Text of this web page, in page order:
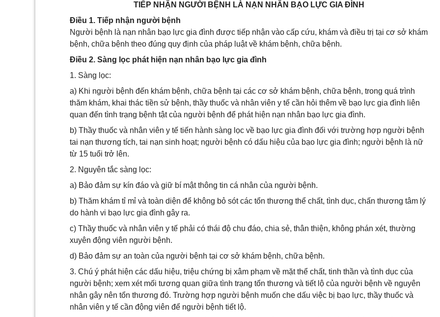
TIẾP NHẬN NGƯỜI BỆNH LÀ NẠN NHÂN BẠO LỰC GIA ĐÌNH
Điều 1. Tiếp nhận người bệnh
Người bệnh là nạn nhân bạo lực gia đình được tiếp nhận vào cấp cứu, khám và điều trị tại cơ sở khám
bệnh, chữa bệnh theo đúng quy định của pháp luật về khám bệnh, chữa bệnh.
Điều 2. Sàng lọc phát hiện nạn nhân bạo lực gia đình
1. Sàng lọc:
a) Khi người bệnh đến khám bệnh, chữa bệnh tại các cơ sở khám bệnh, chữa bệnh, trong quá trình
thăm khám, khai thác tiền sử bệnh, thầy thuốc và nhân viên y tế cần hỏi thêm về bạo lực gia đình liên
quan đến tình trạng bệnh tật của người bệnh để phát hiện nạn nhân bạo lực gia đình.
b) Thầy thuốc và nhân viên y tế tiến hành sàng lọc về bạo lực gia đình đối với trường hợp người bệnh
tai nạn thương tích, tai nạn sinh hoạt; người bệnh có dấu hiệu của bạo lực gia đình; người bệnh là nữ
từ 15 tuổi trở lên.
2. Nguyên tắc sàng lọc:
a) Bảo đảm sự kín đáo và giữ bí mật thông tin cá nhân của người bệnh.
b) Thăm khám tỉ mỉ và toàn diện để không bỏ sót các tổn thương thể chất, tình dục, chấn thương tâm lý
do hành vi bạo lực gia đình gây ra.
c) Thầy thuốc và nhân viên y tế phải có thái độ chu đáo, chia sẻ, thân thiện, không phán xét, thường
xuyên động viên người bệnh.
d) Bảo đảm sự an toàn của người bệnh tại cơ sở khám bệnh, chữa bệnh.
3. Chú ý phát hiện các dấu hiệu, triệu chứng bị xâm phạm về mặt thể chất, tinh thần và tình dục của
người bệnh; xem xét mối tương quan giữa tình trạng tổn thương và tiết lộ của người bệnh về nguyên
nhân gây nên tổn thương đó. Trường hợp người bệnh muốn che dấu việc bị bạo lực, thầy thuốc và
nhân viên y tế cần động viên để người bệnh tiết lộ.